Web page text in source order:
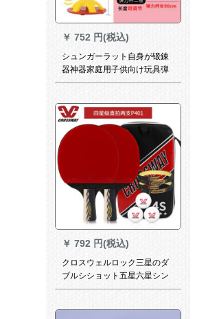
￥ 752 円(税込)
シュンガーラット自身が锻錬
器神器家庭用子供向け玩具弾
力軟軸卓球トリニコン立体座
￥ 792 円(税込)
クロスウェルロック三星のダ
ブルシショット五星六星シン
グルス攻撃用シーベルトの直